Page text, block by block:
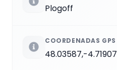
Plogoff
COORDENADAS GPS
48.03587,-4.71907